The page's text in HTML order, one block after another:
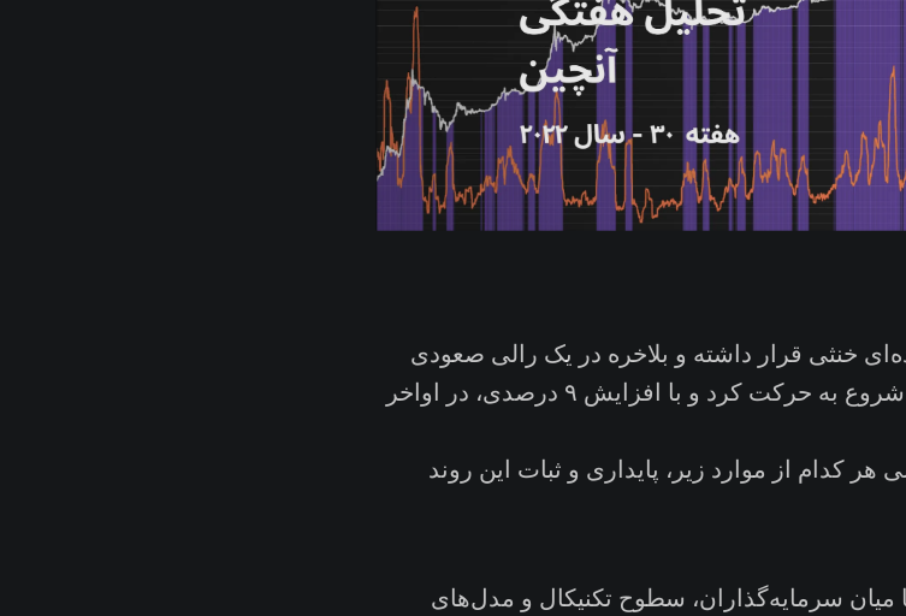
خنثی قرار داشته و بلاخره در یک‌ رالی صعودی
مختصر از قیمت ۲۰.۷۸۱ هزار دلار شروع به حرکت کرد و با افزایش ۹ درصدی، در اواخر
کدام از موارد زیر، پایداری و ثبات این روند
سرمایه‌گذاران، سطوح تکنیکال و مدل‌های